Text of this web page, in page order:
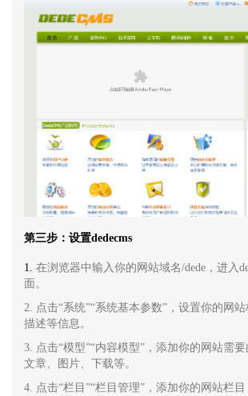
第三步：设置dedecms
1. 在浏览器中输入你的网站域名/dede，进入
面。
2. 点击“系统”“系统基本参数”，设置你的网站
描述等信息。
3. 点击“模型”“内容模型”，添加你的网站需
文章、图片、下载等。
4. 点击“栏目”“栏目管理”，添加你的网站栏